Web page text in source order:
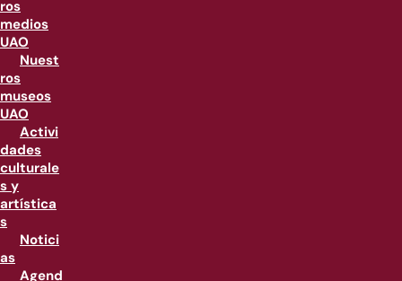
ros
medios
UAO
Nuest
ros
museos
UAO
Activi
dades
culturale
s y
artística
s
Notici
as
Agend